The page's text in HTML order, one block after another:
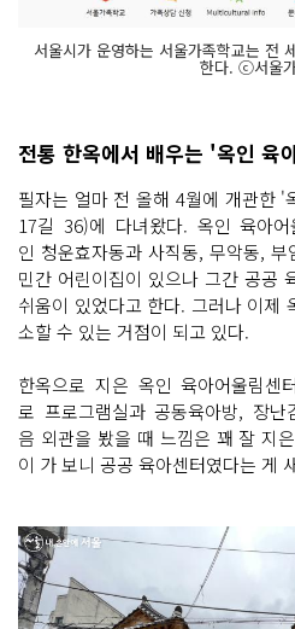
서울시가 운영하는 서울가족학교는 전
한다. ⓒ서울
전통 한옥에서 배우는 '옥인 육
필자는 얼마 전 올해 4월에 개관한 '
17길 36)에 다녀왔다. 옥인 육아
인 청운효자동과 사직동, 무악동,
민간 어린이집이 있으나 그간 공공
쉬움이 있었다고 한다. 그러나 이제
소할 수 있는 거점이 되고 있다.
한옥으로 지은 옥인 육아어울림
로 프로그램실과 공동육아방, 장
음 외관을 봤을 때 느낌은 꽤 잘 지
이 가 보니 공공 육아센터였다는 게